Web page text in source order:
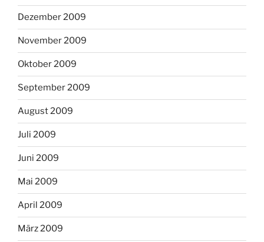
Dezember 2009
November 2009
Oktober 2009
September 2009
August 2009
Juli 2009
Juni 2009
Mai 2009
April 2009
März 2009